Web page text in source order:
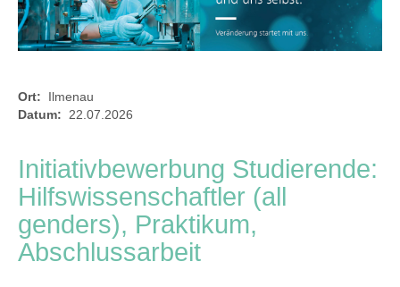
Ort: Ilmenau
Datum: 22.07.2026
Initiativbewerbung Studierende:
Hilfswissenschaftler (all
genders), Praktikum,
Abschlussarbeit